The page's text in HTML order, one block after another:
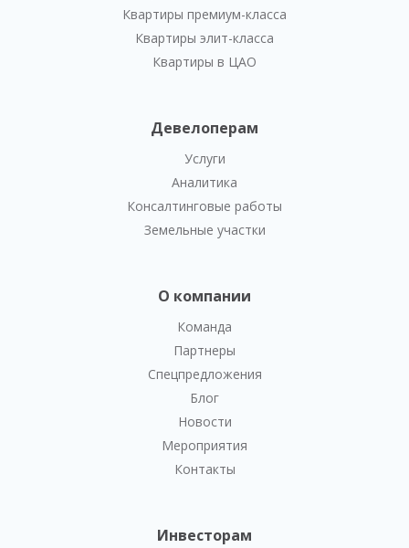
Квартиры премиум-класса
Квартиры элит-класса
Квартиры в ЦАО
Девелоперам
Услуги
Аналитика
Консалтинговые работы
Земельные участки
О компании
Команда
Партнеры
Спецпредложения
Блог
Новости
Мероприятия
Контакты
Инвесторам